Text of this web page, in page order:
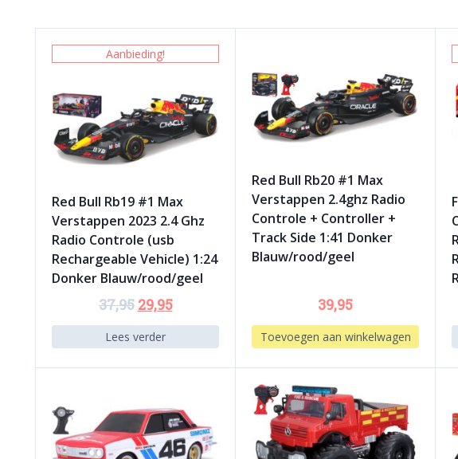
Aanbieding!
Red Bull Rb19 #1 Max
Verstappen 2023 2.4 Ghz
Radio Controle (usb
Rechargeable Vehicle) 1:24
Donker Blauw/rood/geel
37,95 29,95
Lees verder
Red Bull Rb20 #1 Max
Verstappen 2.4ghz Radio
Controle + Controller +
Track Side 1:41 Donker
Blauw/rood/geel
39,95
Toevoegen aan winkelwagen